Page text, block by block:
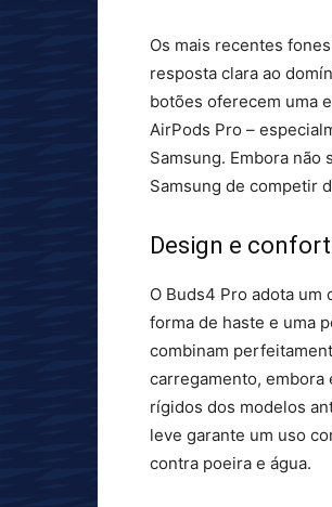
Os mais recentes
resposta clara ao
botões oferecem uma
AirPods Pro –
Samsung. Embora
Samsung de competir
Design e
O Buds4 Pro adota
forma de haste e uma
combinam
carregamento, embora
rígidos dos modelos
leve garante um uso
contra poeira e água.